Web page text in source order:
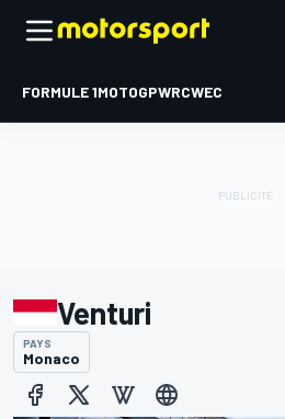
FORMULE 1MOTOGPWRCWEC
Venturi
PAYS
Monaco